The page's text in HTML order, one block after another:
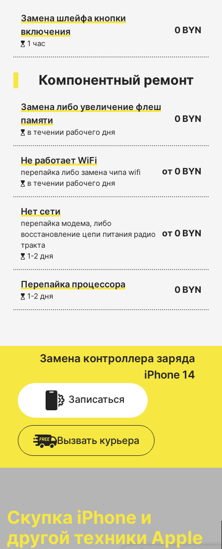
Замена шлейфа кнопки
включения
1 час
0 BYN
Компонентный ремонт
Замена либо увеличение флеш
памяти
в течении рабочего дня
0 BYN
Не работает WiFi
перепайка либо замена чипа wifi
в течении рабочего дня
от 0 BYN
Нет сети
перепайка модема, либо
восстановление цепи питания радио
тракта
1-2 дня
от 0 BYN
Перепайка процессора
1-2 дня
0 BYN
Замена контроллера заряда
iPhone 14
Записаться
Вызвать курьера
Скупка iPhone и
другой техники Apple